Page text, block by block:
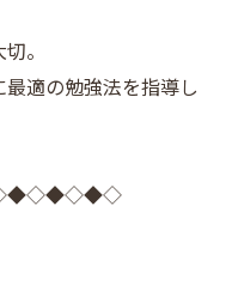
。
適の勉強法を指導し